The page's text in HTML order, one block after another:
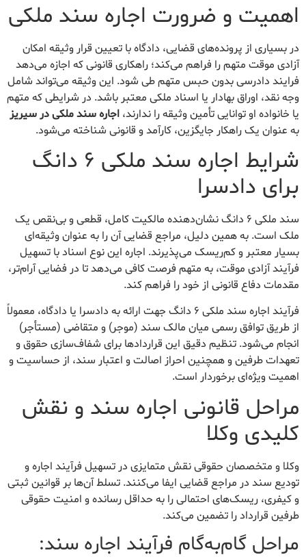
اهمیت و ضرورت اجاره سند ملکی
در بسیاری از پرونده‌های قضایی، دادگاه با تعیین قرار وثیقه امکان
آزادی موقت متهم را فراهم می‌کند؛ راهکاری قانونی که اجازه می‌دهد
فرایند دادرسی بدون حبس متهم طی شود. این وثیقه می‌تواند شامل
وجه نقد، اوراق بهادار یا اسناد ملکی معتبر باشد. در شرایطی که متهم
یا خانواده او توانایی تأمین وثیقه را ندارند، اجاره سند ملکی در سیریز
به عنوان یک راهکار جایگزین، کارآمد و قانونی شناخته می‌شود.
شرایط اجاره سند ملکی ۶ دانگ
برای دادسرا
سند ملکی ۶ دانگ نشان‌دهنده مالکیت کامل، قطعی و بی‌نقص یک
ملک است. به همین دلیل، مراجع قضایی آن را به عنوان وثیقه‌ای
بسیار معتبر و کم‌ریسک می‌پذیرند. اجاره این نوع اسناد با تسهیل
فرآیند آزادی موقت، به متهم فرصت کافی می‌دهد تا در فضایی آرام‌تر،
مقدمات دفاع قانونی از خود را فراهم کند.
فرآیند اجاره سند ملکی ۶ دانگ جهت ارائه به دادسرا یا دادگاه، معمولاً
از طریق توافق رسمی میان مالک سند (موجر) و متقاضی (مستأجر)
انجام می‌شود. تنظیم دقیق این قراردادها برای شفاف‌سازی حقوق و
تعهدات طرفین و همچنین احراز اصالت و اعتبار سند، از حساسیت و
اهمیت ویژه‌ای برخوردار است.
مراحل قانونی اجاره سند و نقش
کلیدی وکلا
وکلا و متخصصان حقوقی نقش متمایزی در تسهیل فرآیند اجاره و
تودیع سند در مراجع قضایی ایفا می‌کنند. تسلط آن‌ها بر قوانین ثبتی
و کیفری، ریسک‌های احتمالی را به حداقل رسانده و امنیت حقوقی
طرفین قرارداد را تضمین می‌کند.
مراحل گام‌به‌گام فرآیند اجاره سند: